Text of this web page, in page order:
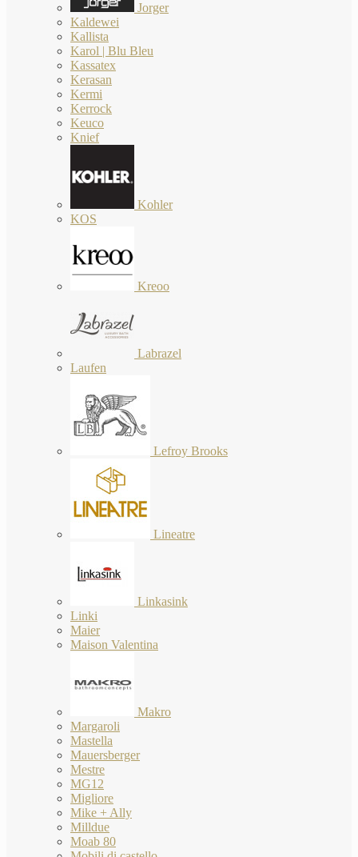
Jorger
Kaldewei
Kallista
Karol | Blu Bleu
Kassatex
Kerasan
Kermi
Kerrock
Keuco
Knief
Kohler
KOS
Kreoo
Labrazel
Laufen
Lefroy Brooks
Lineatre
Linkasink
Linki
Maier
Maison Valentina
Makro
Margaroli
Mastella
Mauersberger
Mestre
MG12
Migliore
Mike + Ally
Milldue
Moab 80